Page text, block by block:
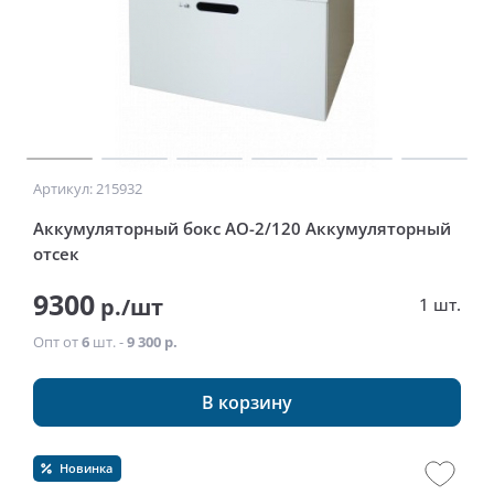
Артикул: 215932
Аккумуляторный бокс АО-2/120 Аккумуляторный
отсек
9300 р./шт 1 шт.
Опт от6 шт. -9 300 р.
В корзину
Новинка